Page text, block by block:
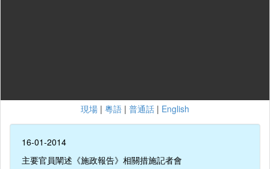
現場 | 粵語 | 普通話 | English
16-01-2014
主要官員闡述《施政報告》相關措施記者會